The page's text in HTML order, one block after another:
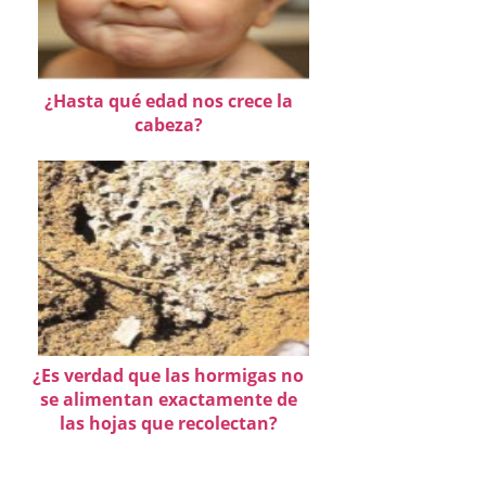
¿Hasta qué edad nos crece la
cabeza?
¿Es verdad que las hormigas no
se alimentan exactamente de
las hojas que recolectan?